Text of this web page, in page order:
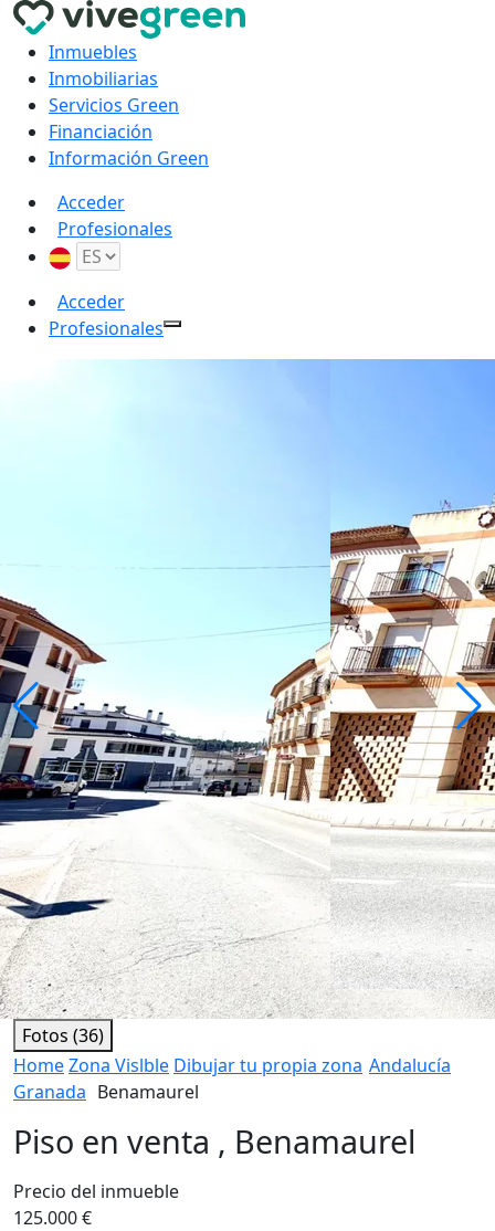
Inmuebles
Inmobiliarias
Servicios Green
Financiación
Información Green
Acceder
Profesionales
Acceder
Profesionales
Fotos (36)
HomeZona Vislble Dibujar tu propia zona Andalucía
Granada Benamaurel
Piso en venta , Benamaurel
Precio del inmueble
125.000 €